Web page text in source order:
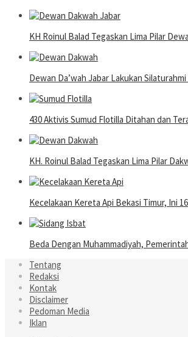
KH Roinul Balad Tegaskan Lima Pilar
Dewan Da’wah Jabar Lakukan
430 Aktivis Sumud Flotilla Ditahan dan
KH. Roinul Balad Tegaskan Lima Pilar
Kecelakaan Kereta Api Bekasi Timur, Ini
Beda Dengan Muhammadiyah,
Tentang
Redaksi
Kontak
Disclaimer
Pedoman Media
Iklan